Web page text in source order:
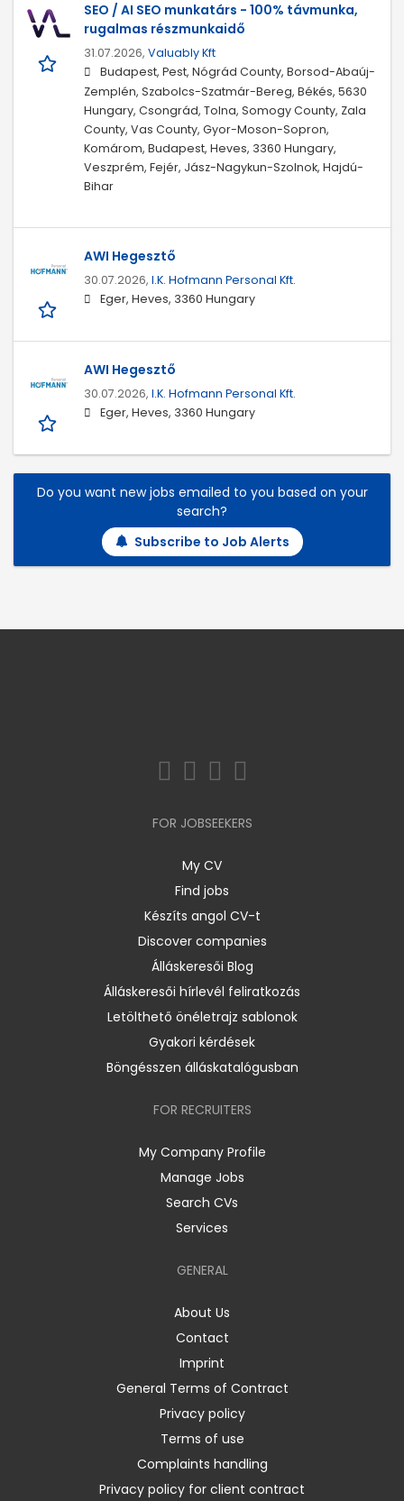
SEO / AI SEO munkatárs - 100% távmunka,
rugalmas részmunkaidő
31.07.2026, Valuably Kft
Budapest, Pest, Nógrád County, Borsod-Abaúj-
Zemplén, Szabolcs-Szatmár-Bereg, Békés, 5630
Hungary, Csongrád, Tolna, Somogy County, Zala
County, Vas County, Gyor-Moson-Sopron,
Komárom, Budapest, Heves, 3360 Hungary,
Veszprém, Fejér, Jász-Nagykun-Szolnok, Hajdú-
Bihar
AWI Hegesztő
30.07.2026, I.K. Hofmann Personal Kft.
Eger, Heves, 3360 Hungary
AWI Hegesztő
30.07.2026, I.K. Hofmann Personal Kft.
Eger, Heves, 3360 Hungary
Do you want new jobs emailed to you based on your
search?
Subscribe to Job Alerts
FOR JOBSEEKERS
My CV
Find jobs
Készíts angol CV-t
Discover companies
Álláskeresői Blog
Álláskeresői hírlevél feliratkozás
Letölthető önéletrajz sablonok
Gyakori kérdések
Böngésszen álláskatalógusban
FOR RECRUITERS
My Company Profile
Manage Jobs
Search CVs
Services
GENERAL
About Us
Contact
Imprint
General Terms of Contract
Privacy policy
Terms of use
Complaints handling
Privacy policy for client contract